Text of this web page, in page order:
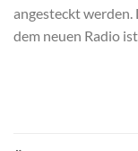
angesteckt werden.
dem neuen Radio